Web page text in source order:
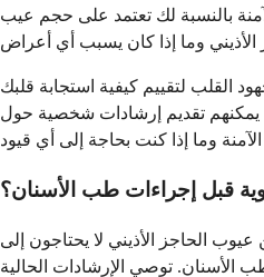
بالنسبة لك تعتمد على حجم عيب
القلب لتقييم كيفية استجابة قلبك
يمكنهم تقديم إرشادات شخصية حول
قبل إجراءات طب الأسنان؟
الحاجز الأذيني لا يحتاجون إلى
الأسنان. توصي الإرشادات الحالية